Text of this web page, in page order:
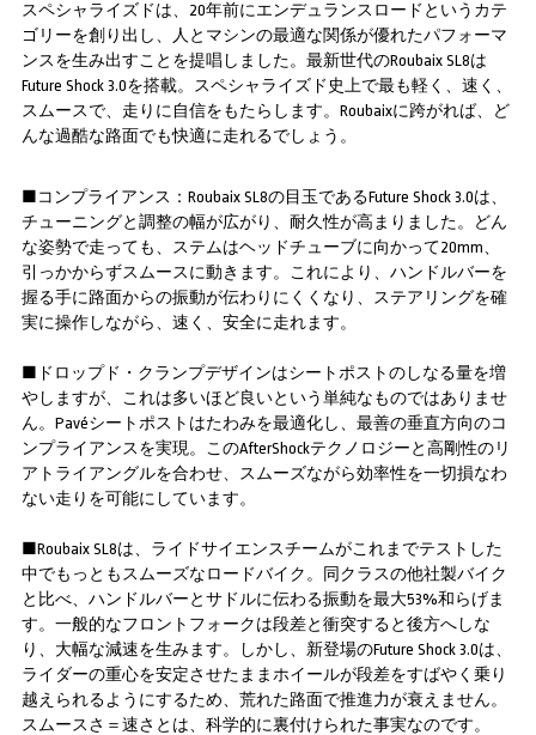
スペシャライズドは、20年前にエンデュランスロードというカテ
ゴリーを創り出し、人とマシンの最適な関係が優れたパフォーマ
ンスを生み出すことを提唱しました。最新世代のRoubaix SL8は
Future Shock 3.0を搭載。スペシャライズド史上で最も軽く、速く、
スムースで、走りに自信をもたらします。Roubaixに跨がれば、ど
んな過酷な路面でも快適に走れるでしょう。
■コンプライアンス：Roubaix SL8の目玉であるFuture Shock 3.0は、
チューニングと調整の幅が広がり、耐久性が高まりました。どん
な姿勢で走っても、ステムはヘッドチューブに向かって20mm、
引っかからずスムースに動きます。これにより、ハンドルバーを
握る手に路面からの振動が伝わりにくくなり、ステアリングを確
実に操作しながら、速く、安全に走れます。
■ドロップド・クランプデザインはシートポストのしなる量を増
やしますが、これは多いほど良いという単純なものではありませ
ん。Pavéシートポストはたわみを最適化し、最善の垂直方向のコ
ンプライアンスを実現。このAfterShockテクノロジーと高剛性のリ
アトライアングルを合わせ、スムーズながら効率性を一切損なわ
ない走りを可能にしています。
■Roubaix SL8は、ライドサイエンスチームがこれまでテストした
中でもっともスムーズなロードバイク。同クラスの他社製バイク
と比べ、ハンドルバーとサドルに伝わる振動を最大53%和らげま
す。一般的なフロントフォークは段差と衝突すると後方へしな
り、大幅な減速を生みます。しかし、新登場のFuture Shock 3.0は、
ライダーの重心を安定させたままホイールが段差をすばやく乗り
越えられるようにするため、荒れた路面で推進力が衰えません。
スムースさ＝速さとは、科学的に裏付けられた事実なのです。